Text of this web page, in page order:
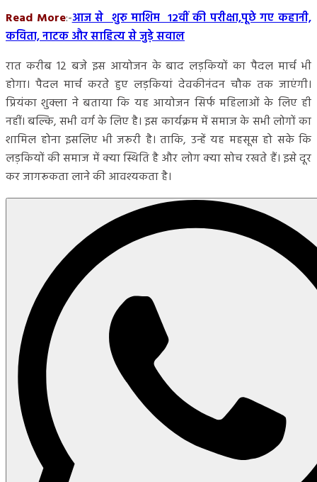
Read More:-आज से शुरु माशिम 12वीं की परीक्षा,पूछे गए कहानी,
कविता, नाटक और साहित्य से जुड़े सवाल
रात करीब 12 बजे इस आयोजन के बाद लड़कियों का पैदल मार्च भी
होगा। पैदल मार्च करते हुए लड़कियां देवकीनंदन चौक तक जाएंगी।
प्रियंका शुक्ला ने बताया कि यह आयोजन सिर्फ महिलाओं के लिए ही
नहीं। बल्कि, सभी वर्ग के लिए है। इस कार्यक्रम में समाज के सभी लोगों का
शामिल होना इसलिए भी जरूरी है। ताकि, उन्हें यह महसूस हो सके कि
लड़कियों की समाज में क्या स्थिति है और लोग क्या सोच रखते हैं। इसे दूर
कर जागरूकता लाने की आवश्यकता है।